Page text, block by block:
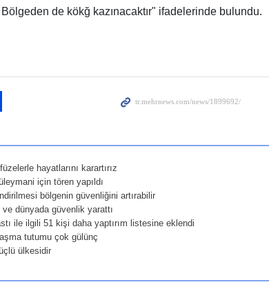
de kökğ kazınacaktır" ifadelerinde bulundu.
hayatlarını karartırız
için tören yapıldı
bölgenin güvenliğini artırabilir
dünyada güvenlik yarattı
ile ilgili 51 kişi daha yaptırım listesine eklendi
tutumu çok gülünç
ülkesidir